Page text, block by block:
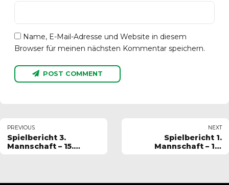
Name, E-Mail-Adresse und Website in diesem
Browser für meinen nächsten Kommentar speichern.
POST COMMENT
PREVIOUS
Spielbericht 3.
Mannschaft – 15.
NEXT
Spielbericht 1.
Mannschaft – 16.